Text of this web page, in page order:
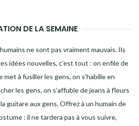
DE LA SEMAINE
ne sont pas vraiment mauvais. Ils
idées nouvelles, c’est tout : on enfile de
à fusiller les gens, on s’habille en
les gens, on s’affuble de jeans à fleurs
guitare aux gens. Offrez à un humain de
: il ne tardera pas à vous suivre,